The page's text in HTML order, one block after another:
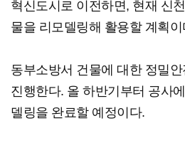
혁신도시로 이전하면, 현재 신
물을 리모델링해 활용할 계획이
동부소방서 건물에 대한 정밀
진행한다. 올 하반기부터 공사
델링을 완료할 예정이다.